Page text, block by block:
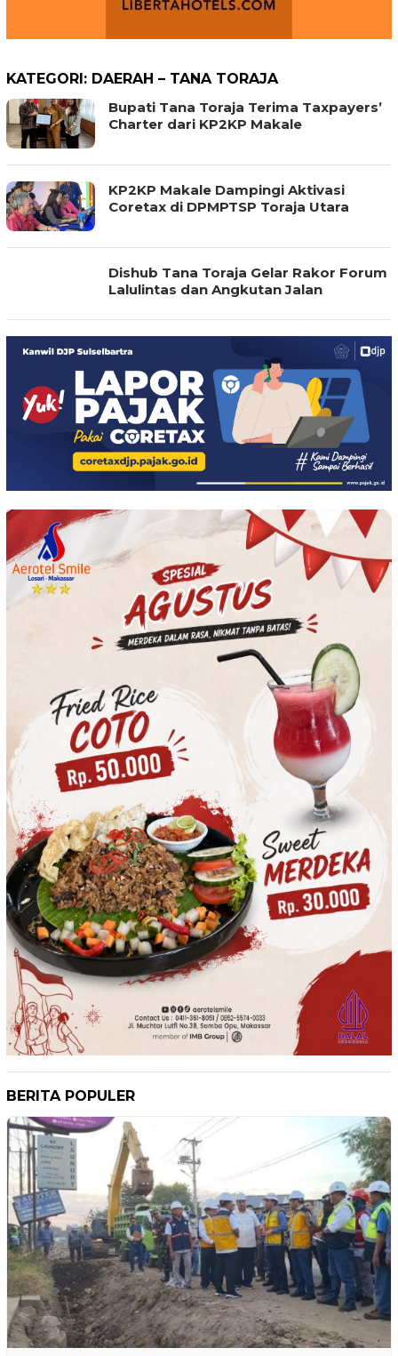
KATEGORI: DAERAH – TANA TORAJA
Bupati Tana Toraja Terima Taxpayers’
Charter dari KP2KP Makale
KP2KP Makale Dampingi Aktivasi
Coretax di DPMPTSP Toraja Utara
Dishub Tana Toraja Gelar Rakor Forum
Lalulintas dan Angkutan Jalan
BERITA POPULER